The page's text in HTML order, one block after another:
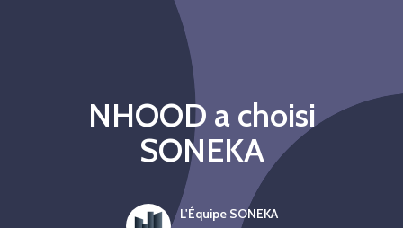
NHOOD a choisi
SONEKA
L'Équipe SONEKA